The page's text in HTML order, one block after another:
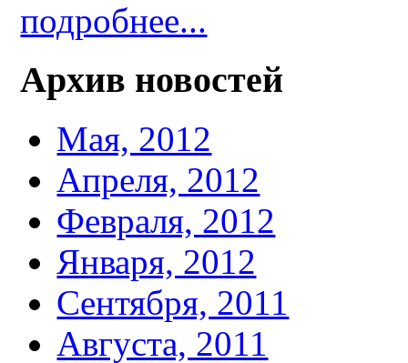
подробнее...
Архив новостей
Мая, 2012
Апреля, 2012
Февраля, 2012
Января, 2012
Сентября, 2011
Августа, 2011